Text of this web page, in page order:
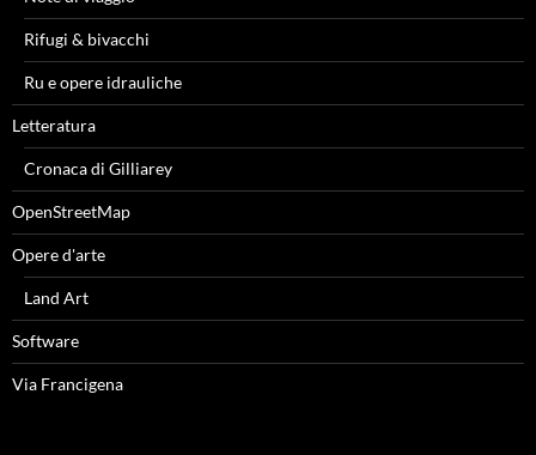
Rifugi & bivacchi
Ru e opere idrauliche
Letteratura
Cronaca di Gilliarey
OpenStreetMap
Opere d'arte
Land Art
Software
Via Francigena